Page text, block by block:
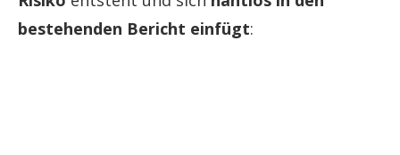
bestehenden Bericht einfügt: